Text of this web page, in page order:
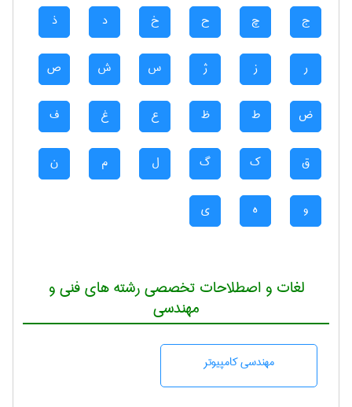
ج چ ح خ د ذ
ر ز ژ س ش ص
ض ط ظ ع غ ف
ق ک گ ل م ن
و ه ی
لغات و اصطلاحات تخصصی رشته های فنی و
مهندسی
مهندسی كامپيوتر